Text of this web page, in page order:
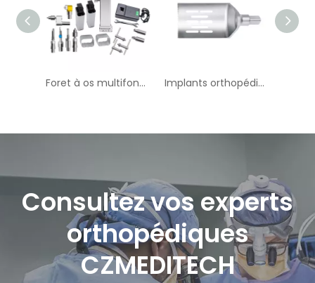
Foret à os multifonctionnel Implants orthopédiques TPLO SAW M-17 Saw Blade --- II
Consultez vos experts
orthopédiques
CZMEDITECH